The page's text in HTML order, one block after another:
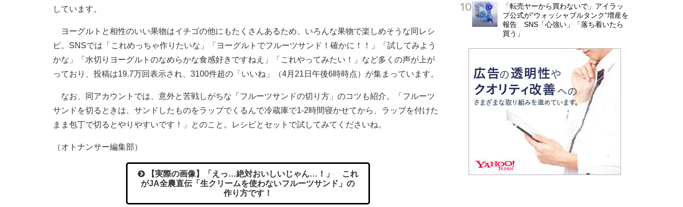
しています。
ヨーグルトと相性のいい果物はイチゴの他にもたくさんあるため、いろんな果物で楽しめそうな同レシ
ピ。SNSでは「これめっちゃ作りたいな」「ヨーグルトでフルーツサンド！確かに！！」「試してみよう
かな」「水切りヨーグルトのなめらかな食感好きですねえ」「これやってみたい！」など多くの声が上が
っており、投稿は19.7万回表示され、3100件超の「いいね」（4月21日午後6時時点）が集まっています。
なお、同アカウントでは、意外と苦戦しがちな「フルーツサンドの切り方」のコツも紹介。「フルーツ
サンドを切るときは、サンドしたものをラップでくるんで冷蔵庫で1-2時間寝かせてから、ラップを付けた
まま包丁で切るとやりやすいです！」とのこと。レシピとセットで試してみてくださいね。
（オトナンサー編集部）
【実際の画像】「えっ…絶対おいしいじゃん…！」 これ
がJA全農直伝「生クリームを使わないフルーツサンド」の
作り方です！
「転売ヤーから買わないで」アイラッ
プ公式が“ウォッシャブルタンク”増産を
報告 SNS「心強い」「落ち着いたら
買う」